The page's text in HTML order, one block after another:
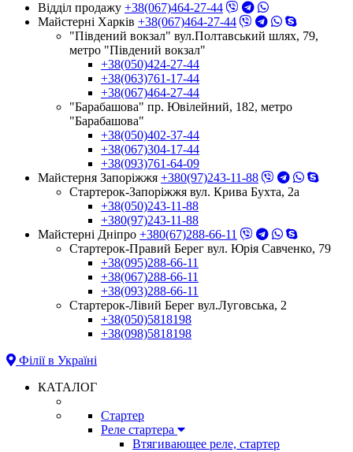
Відділ продажу +38(067)464-27-44
Майстерні Харків +38(067)464-27-44
"Південий вокзал" вул.Полтавський шлях, 79,
метро "Південий вокзал"
+38(050)424-27-44
+38(063)761-17-44
+38(067)464-27-44
"Барабашова" пр. Ювілейний, 182, метро
"Барабашова"
+38(050)402-37-44
+38(067)304-17-44
+38(093)761-64-09
Майстерня Запоріжжя +380(97)243-11-88
Стартерок-Запоріжжя вул. Крива Бухта, 2а
+38(050)243-11-88
+380(97)243-11-88
Майстерні Днiпро +380(67)288-66-11
Стартерок-Правий Берег вул. Юрія Савченко, 79
+38(095)288-66-11
+38(067)288-66-11
+38(093)288-66-11
Стартерок-Лівий Берег вул.Луговська, 2
+38(050)5818198
+38(098)5818198
Філії в Україні
КАТАЛОГ
Стартер
Реле стартера
Втягивающее реле, стартер